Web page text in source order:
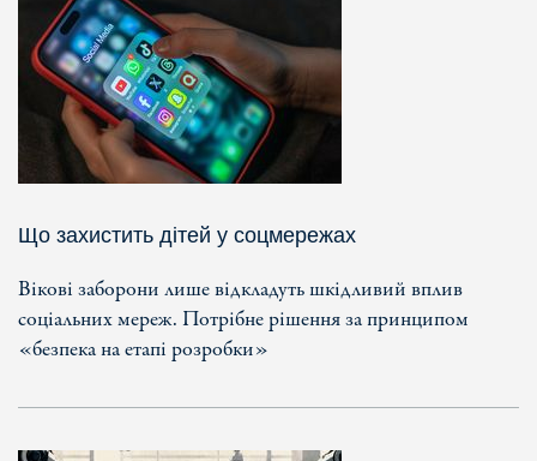
Що захистить дітей у соцмережах
Вікові заборони лише відкладуть шкідливий вплив
соціальних мереж. Потрібне рішення за принципом
«безпека на етапі розробки»